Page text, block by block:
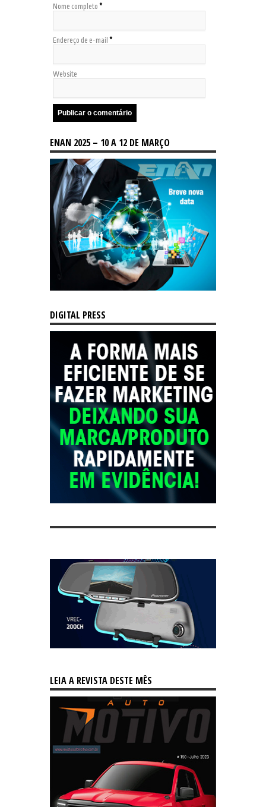
Nome completo *
Endereço de e-mail *
Website
ENAN 2025 – 10 A 12 DE MARÇO
DIGITAL PRESS
LEIA A REVISTA DESTE MÊS